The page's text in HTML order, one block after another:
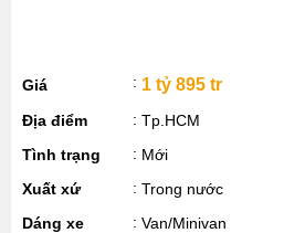
Giá 1 tỷ 895 tr
Địa điểm
Tp.HCM
Tình trạng
Mới
Xuất xứ
Trong nước
Dáng xe
Van/Minivan